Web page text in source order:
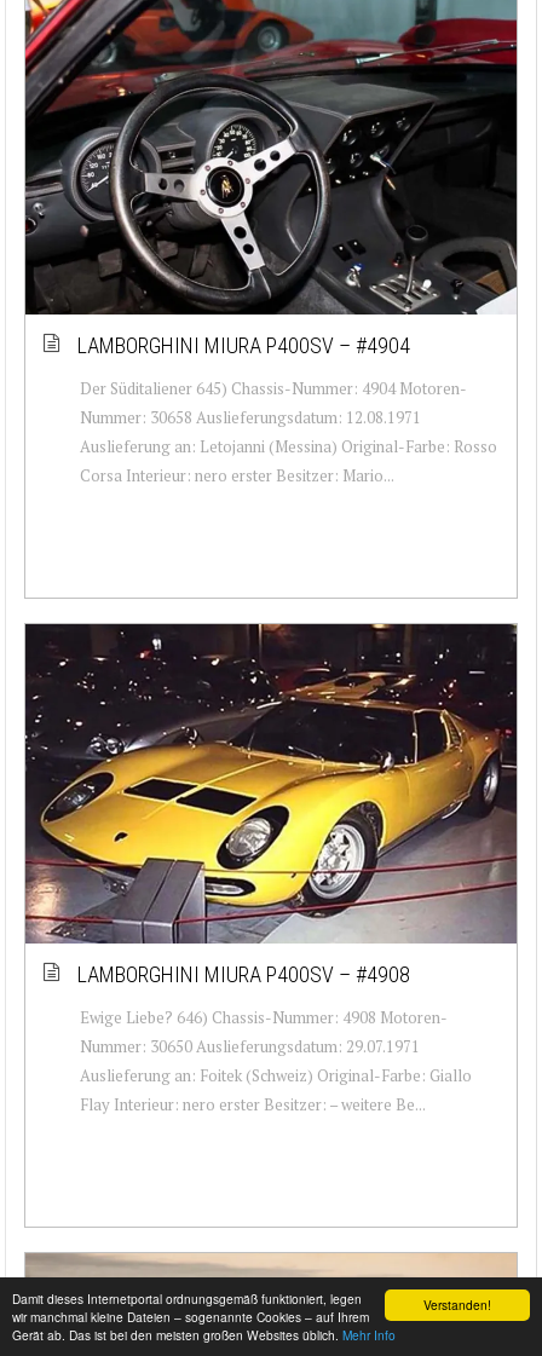
Verstanden!
Damit dieses Internetportal ordnungsgemäß funktioniert, legen
wir manchmal kleine Dateien – sogenannte Cookies – auf Ihrem
Gerät ab. Das ist bei den meisten großen Websites üblich. Mehr Info
LAMBORGHINI MIURA P400SV – #4904
Der Süditaliener 645) Chassis-Nummer: 4904 Motoren-
Nummer: 30658 Auslieferungsdatum: 12.08.1971
Auslieferung an: Letojanni (Messina) Original-Farbe: Rosso
Corsa Interieur: nero erster Besitzer: Mario...
LAMBORGHINI MIURA P400SV – #4908
Ewige Liebe? 646) Chassis-Nummer: 4908 Motoren-
Nummer: 30650 Auslieferungsdatum: 29.07.1971
Auslieferung an: Foitek (Schweiz) Original-Farbe: Giallo
Flay Interieur: nero erster Besitzer: – weitere Be...